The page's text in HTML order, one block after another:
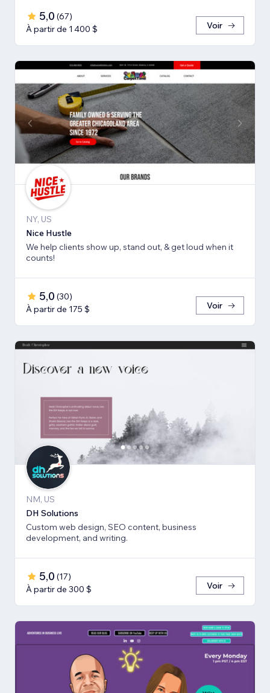
5,0 (67)
À partir de 1 400 $
Voir
NY, US
Nice Hustle
We help clients show up, stand out, & get loud when it
counts!
5,0 (30)
À partir de 175 $
Voir
NM, US
DH Solutions
Custom web design, SEO content, business
development, and writing.
5,0 (17)
À partir de 300 $
Voir